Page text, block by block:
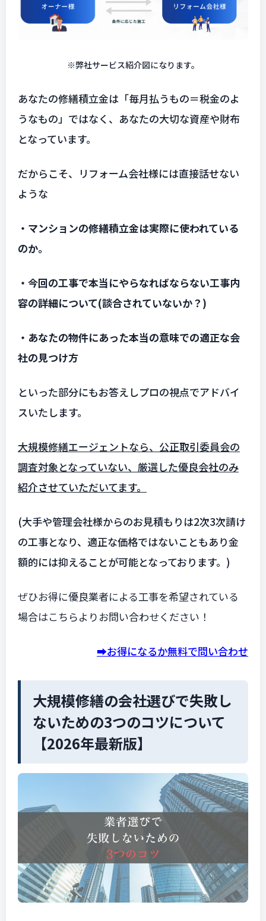
※弊社サービス紹介図になります。
あなたの修繕積立金は「毎月払うもの＝税金のよ
うなもの」ではなく、あなたの大切な資産や財布
となっています。
だからこそ、リフォーム会社様には直接話せない
ような
・マンションの修繕積立金は実際に使われている
のか。
・今回の工事で本当にやらなればならない工事内
容の詳細について(談合されていないか？)
・あなたの物件にあった本当の意味での適正な会
社の見つけ方
といった部分にもお答えしプロの視点でアドバイ
スいたします。
大規模修繕エージェントなら、公正取引委員会の
調査対象となっていない、厳選した優良会社のみ
紹介させていただいてます。
(大手や管理会社様からのお見積もりは2次3次請け
の工事となり、適正な価格ではないこともあり金
額的には抑えることが可能となっております。)
ぜひお得に優良業者による工事を希望されている
場合はこちらよりお問い合わせください！
➡️お得になるか無料で問い合わせ
大規模修繕の会社選びで失敗し
ないための3つのコツについて
【2026年最新版】